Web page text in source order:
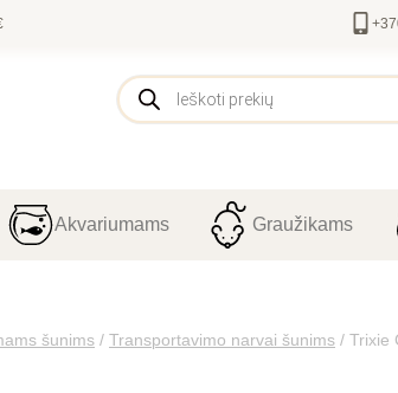
Akvariumams Graužikams
šunims / Transportavimo narvai šunims / Trixie